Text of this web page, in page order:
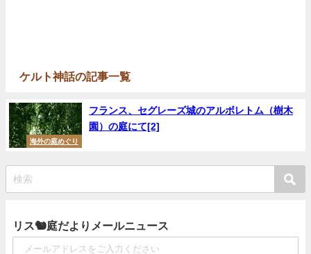
ケルト神話の記事一覧
海外の庭めぐり
フランス、セグレーズ城のアルボレトム（樹木
園）の庭にて[2]
リス🐿庭だよりメールニュース